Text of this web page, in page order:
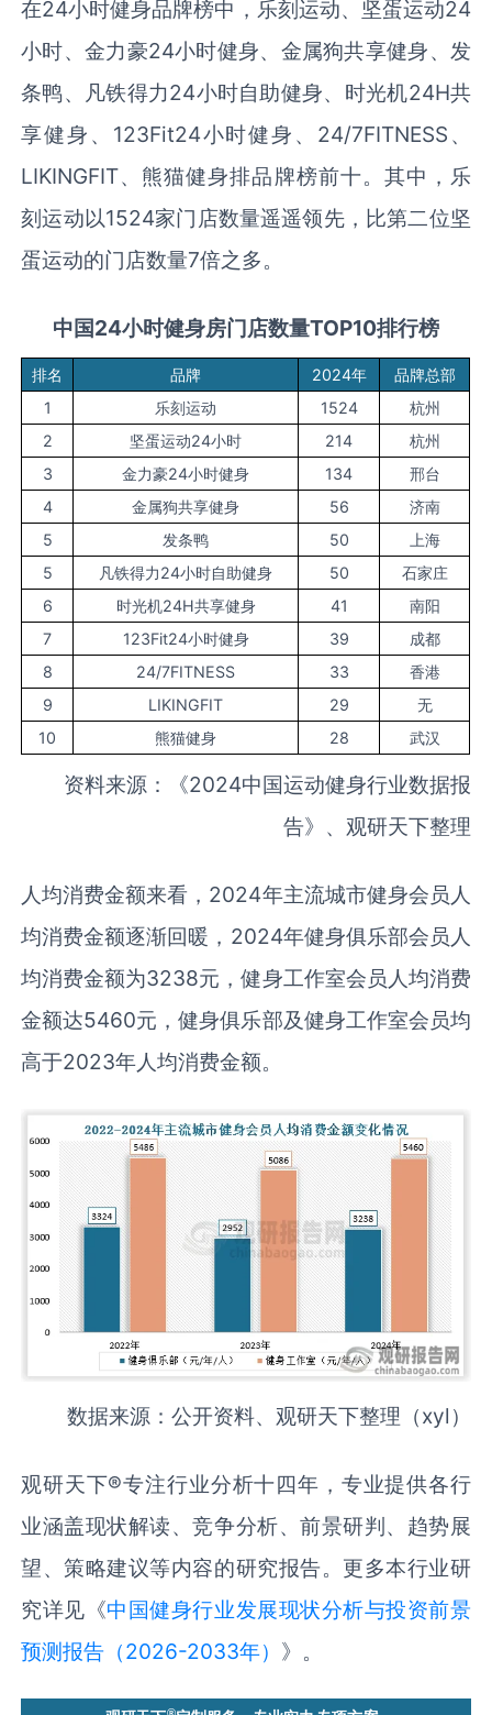
在24小时健身品牌榜中，乐刻运动、坚蛋运动24
小时、金力豪24小时健身、金属狗共享健身、发
条鸭、凡铁得力24小时自助健身、时光机24H共
享健身、123Fit24小时健身、24/7FITNESS、
LIKINGFIT、熊猫健身排品牌榜前十。其中，乐
刻运动以1524家门店数量遥遥领先，比第二位坚
蛋运动的门店数量7倍之多。
中国24小时健身房门店数量TOP10排行榜
排名 品牌 2024年
品牌总部
1
乐刻运动 1524
杭州
2
坚蛋运动24小时 214
杭州
3
金力豪24小时健身 134
邢台
4
金属狗共享健身 56
济南
5
发条鸭 50
上海
5
凡铁得力24小时自助健身 50
石家庄
6
时光机24H共享健身 41
南阳
7
123Fit24小时健身 39
成都
8
24/7FITNESS 33
香港
9
LIKINGFIT 29
无
10
熊猫健身 28 武汉
资料来源：《2024中国运动健身行业数据报
告》、观研天下整理
人均消费金额来看，2024年主流城市健身会员人
均消费金额逐渐回暖，2024年健身俱乐部会员人
均消费金额为3238元，健身工作室会员人均消费
金额达5460元，健身俱乐部及健身工作室会员均
高于2023年人均消费金额。
数据来源：公开资料、观研天下整理（xyl）
观研天下®专注行业分析十四年，专业提供各行
业涵盖现状解读、竞争分析、前景研判、趋势展
望、策略建议等内容的研究报告。更多本行业研
究详见《中国健身行业发展现状分析与投资前景
预测报告（2026-2033年） 》。